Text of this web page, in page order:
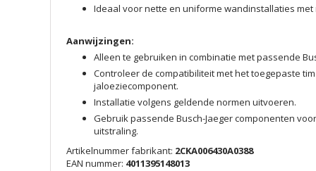
Ideaal voor nette en uniforme wandinstallaties
Aanwijzingen:
Alleen te gebruiken in combinatie met passende
Controleer de compatibiliteit met het toegepaste
jaloeziecomponent.
Installatie volgens geldende normen uitvoeren.
Gebruik passende Busch-Jaeger componenten
uitstraling.
Artikelnummer fabrikant: 2CKA006430A0388
EAN nummer: 4011395148013